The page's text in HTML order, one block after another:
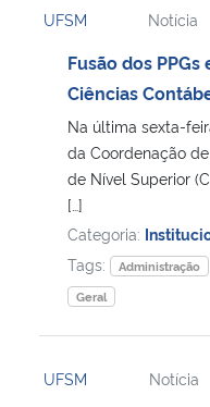
UFSM Notícia
Fusão dos
Ciências
Na última sexta-
da Coordenação
de Nível Superior
[…]
Categoria:
Tags:
Administração
Geral
UFSM Notícia